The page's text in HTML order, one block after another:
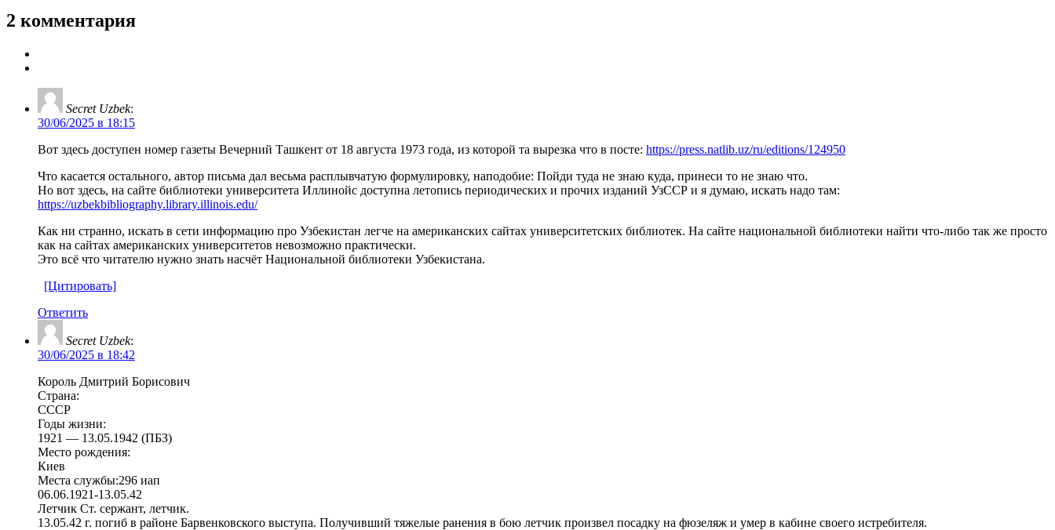
2 комментария
Secret Uzbek:
30/06/2025 в 18:15
Вот здесь доступен номер газеты Вечерний Ташкент от 18 августа 1973 года, из которой та вырезка что в посте: https://press.natlib.uz/ru/editions/124950
Что касается остального, автор письма дал весьма расплывчатую формулировку, наподобие: Пойди туда не знаю куда, принеси то не знаю что.
Но вот здесь, на сайте библиотеки университета Иллинойс доступна летопись периодических и прочих изданий УзССР и я думаю, искать надо там:
https://uzbekbibliography.library.illinois.edu/
Как ни странно, искать в сети информацию про Узбекистан легче на американских сайтах университетских библиотек. На сайте национальной библиотеки найти что-либо так же просто
как на сайтах американских университетов невозможно практически.
Это всё что читателю нужно знать насчёт Национальной библиотеки Узбекистана.
[Цитировать]
Ответить
Secret Uzbek:
30/06/2025 в 18:42
Король Дмитрий Борисович
Страна:
СССР
Годы жизни:
1921 — 13.05.1942 (ПБЗ)
Место рождения:
Киев
Места службы:296 иап
06.06.1921‑13.05.42
Летчик Ст. сержант, летчик.
13.05.42 г. погиб в районе Барвенковского выступа. Получивший тяжелые ранения в бою летчик произвел посадку на фюзеляж и умер в кабине своего истребителя.